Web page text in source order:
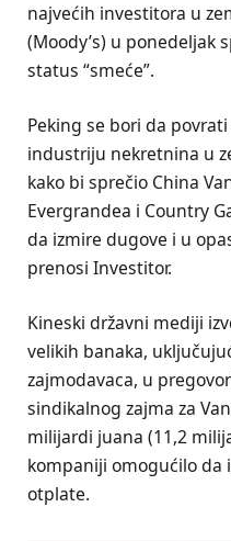
najvećih investitora u
(Moody’s) u ponedeljak
status “smeće”.
Peking se bori da
industriju nekretnina u
kako bi sprečio China
Evergrandea i Country
da izmire dugove i u
prenosi Investitor.
Kineski državni mediji
velikih banaka,
zajmodavaca, u
sindikalnog zajma za
milijardi juana (11,2
kompaniji omogućilo da
otplate.